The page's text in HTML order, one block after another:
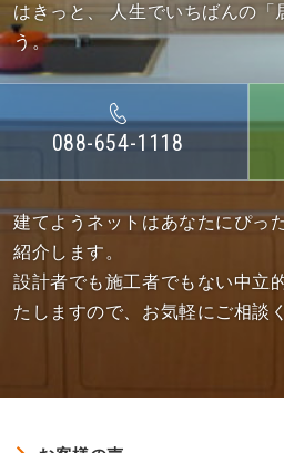
はきっと、
人生でいちばんの「
う。
088-654-1118
建てようネットはあなたにぴっ
紹介します。
設計者でも施工者でもない中立
たしますので、お気軽にご相談